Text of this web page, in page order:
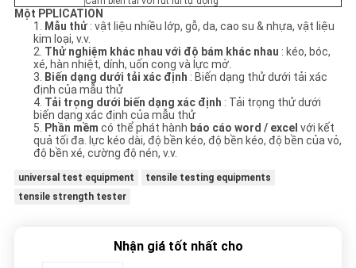
Một PPLICATION
1. Mẫu thử: vật liệu nhiều lớp, gỗ, da, cao su & nhựa, vật liệu
kim loại, v.v.
2. Thử nghiệm khác nhau với độ bám khác nhau : kéo, bóc,
xé, hàn nhiệt, dính, uốn cong và lực mở.
3. Biến dạng dưới tải xác định : Biến dạng thử dưới tải xác
định của mẫu thử
4. Tải trọng dưới biến dạng xác định : Tải trọng thử dưới
biến dạng xác định của mẫu thử
5. Phần mềm có thể phát hành báo cáo word / excel với kết
quả tối đa. lực kéo dài, độ bền kéo, độ bền kéo, độ bền của vỏ,
độ bền xé, cường độ nén, v.v.
universal test equipment
tensile testing equipments
tensile strength tester
Nhận giá tốt nhất cho